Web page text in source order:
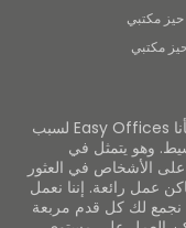
لقد أنشأنا Easy Offices لسبب
يتمثل في
في العثور
رائعة. إننا نعمل
كل قدم مربعة